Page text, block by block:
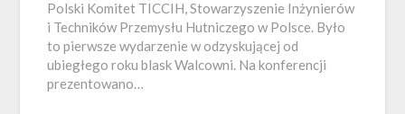
Polski Komitet TICCIH, Stowarzyszenie Inżynierów
i Techników Przemysłu Hutniczego w Polsce. Było
to pierwsze wydarzenie w odzyskującej od
ubiegłego roku blask Walcowni. Na konferencji
prezentowano…